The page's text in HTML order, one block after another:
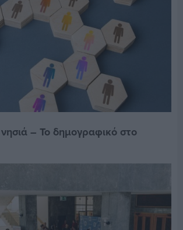
– Το δημογραφικό στο